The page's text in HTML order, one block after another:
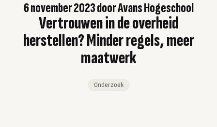
6 november 2023doorAvans Hogeschool
Vertrouwen in de overheid
herstellen? Minder regels, meer
maatwerk
Onderzoek